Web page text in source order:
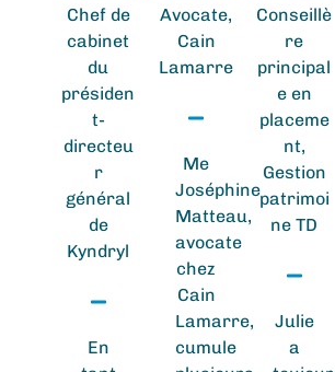
Chef de
cabinet
du
présiden
t-
directeu
r
général
de
Kyndryl
En
Avocate,
Cain
Lamarre
Me
Joséphine
Matteau,
avocate
chez
Cain
Lamarre,
cumule
Conseillè
re
principal
e en
placeme
nt,
Gestion
patrimoi
ne TD
Julie
a